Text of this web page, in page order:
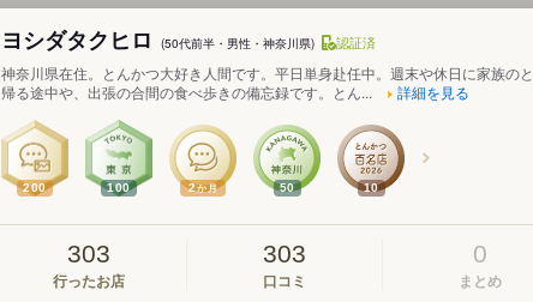
ヨシダタクヒロ (50代前半・男性・神奈川県) 認証済
神奈川県在住。とんかつ大好き人間です。平日単身赴任中。週末や休日に家族の
帰る途中や、出張の合間の食べ歩きの備忘録です。とん...
詳細を見る
200 100 2か月 50 10
303
行ったお店
303
口コミ
0
まとめ